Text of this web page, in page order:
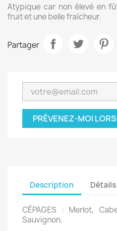
Atypique car non élevé en
fruit et une belle fraîcheur.
Partager
PRÉVENEZ-MOI
Description
CÉPAGES : Merlot,
Sauvignon.